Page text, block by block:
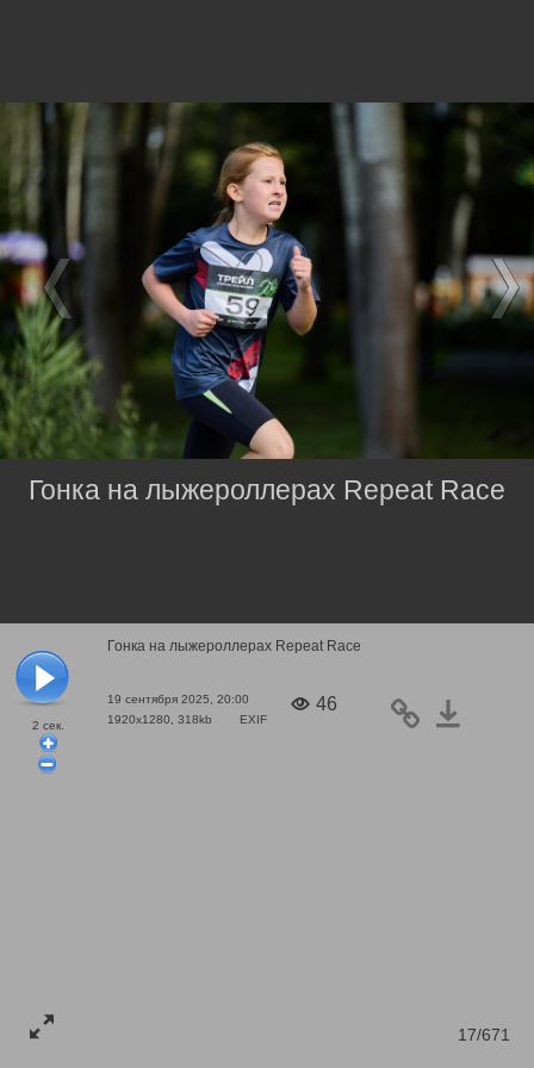
2 сек.
Гонка на лыжероллерах Repeat Race
19 сентября 2025, 20:00
1920x1280, 318kb
EXIF
46
17/671
Гонка на лыжероллерах Repeat Race